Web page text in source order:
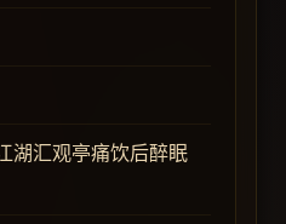
湖汇观亭痛饮后醉眠